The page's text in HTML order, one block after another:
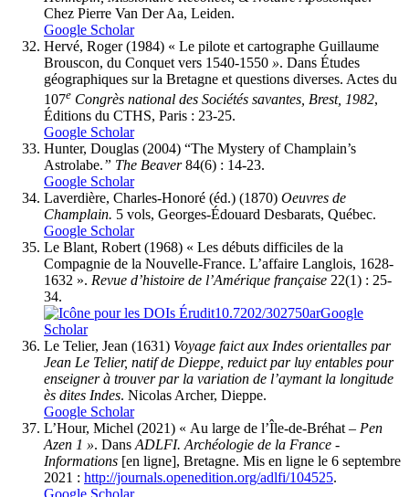
Chez Pierre Van Der Aa, Leiden.
Google Scholar
Hervé, Roger (1984) « Le pilote et cartographe Guillaume
Brouscon, du Conquet vers 1540-1550 ». Dans Études
géographiques sur la Bretagne et questions diverses. Actes du
107e Congrès national des Sociétés savantes, Brest, 1982,
Éditions du CTHS, Paris : 23-25.
Google Scholar
Hunter, Douglas (2004) “The Mystery of Champlain’s
Astrolabe.” The Beaver 84(6) : 14-23.
Google Scholar
Laverdière, Charles-Honoré (éd.) (1870) Oeuvres de
Champlain. 5 vols, Georges-Édouard Desbarats, Québec.
Google Scholar
Le Blant, Robert (1968) « Les débuts difficiles de la
Compagnie de la Nouvelle-France. L’affaire Langlois, 1628-
1632 ». Revue d’histoire de l’Amérique française 22(1) : 25-
34.
10.7202/302750arGoogle
Scholar
Le Telier, Jean (1631) Voyage faict aux Indes orientalles par
Jean Le Telier, natif de Dieppe, reduict par luy entables pour
enseigner à trouver par la variation de l’aymant la longitude
ès dites Indes. Nicolas Archer, Dieppe.
Google Scholar
L’Hour, Michel (2021) « Au large de l’Île-de-Bréhat – Pen
Azen 1 ». Dans ADLFI. Archéologie de la France -
Informations [en ligne], Bretagne. Mis en ligne le 6 septembre
2021 : http://journals.openedition.org/adlfi/104525.